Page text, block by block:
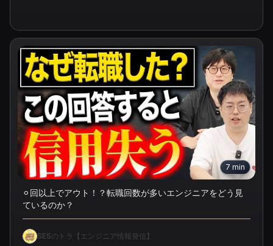
7 min
⚪︎回以上でアウト！？転職回数が多いエンジニアをどう見
ているのか？
SESのトラ【エンジニア情報発信】